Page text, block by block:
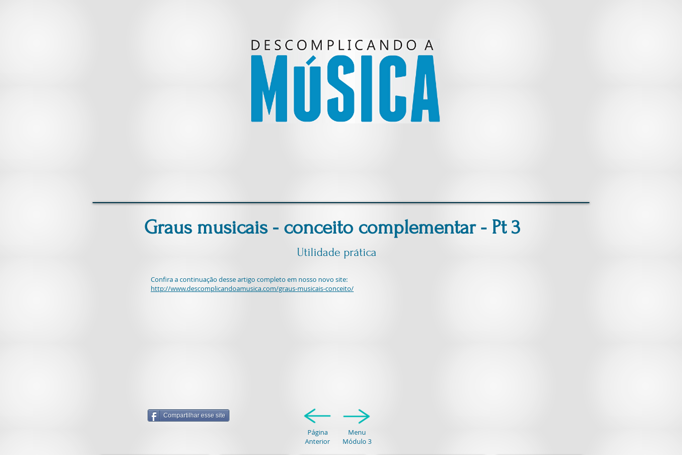
Graus musicais - conceito complementar - Pt 3
Utilidade prática
Confira a continuação desse artigo completo em nosso novo site:
http://www.descomplicandoamusica.com/graus-musicais-conceito/
Compartilhar esse site
Página
Anterior
Menu
Módulo 3